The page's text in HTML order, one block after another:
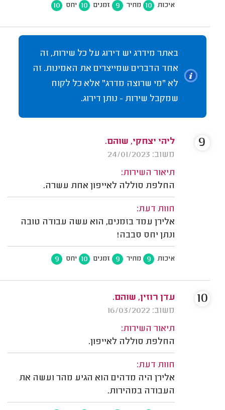
איכות 10 מחיר 9 זמנים 10 יחס 10
באתר מידרג יש דירוג על כל שירות, זה
אחד הדברים שמייצרים את האמינות. זה
לא "מי שרוצה מדרג" אלא כל לקוח
שמקבל שירות - נותן דירוג.
ליהי יצחקי, שוהם.
משוב: 24/01/2023
תיאור השירות:
החלפת סוללה לאייפון אחת עשרה.
חוות דעת:
אלירן עמד בזמנים, הוא עשה עבודה טובה
ונתן יחס סבבה!
איכות 9 מחיר 9 זמנים 10 יחס 9
9
עדן רוזין, שוהם.
משוב: 16/03/2022
תיאור השירות:
החלפת סוללה לאייפון.
חוות דעת:
אלירן היה מדהים הוא הגיע מהר ועשה את
העבודה במהירות.
10